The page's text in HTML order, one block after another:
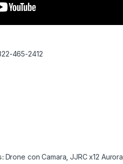
465-2412
Drone con Camara ,JJRC x12 Aurora